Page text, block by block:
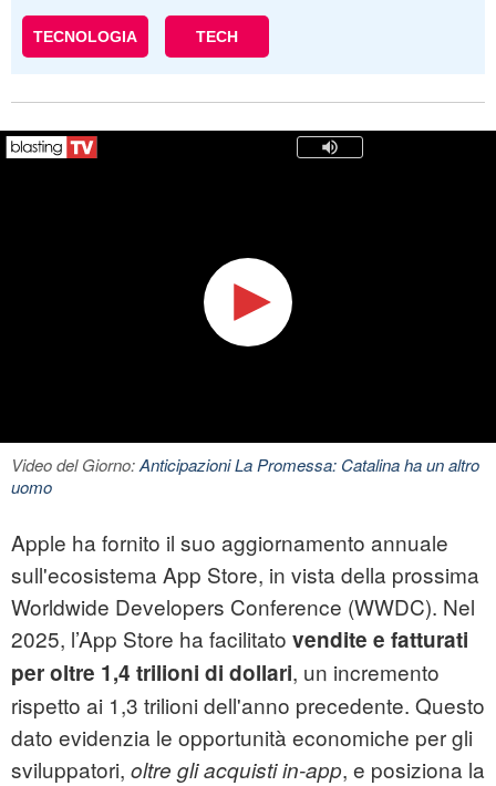
TECNOLOGIA TECH
Video del Giorno:Anticipazioni La Promessa: Catalina ha un altro
uomo
Apple ha fornito il suo aggiornamento annuale
sull'ecosistema App Store, in vista della prossima
Worldwide Developers Conference (WWDC). Nel
2025, l’App Store ha facilitato vendite e fatturati
per oltre 1,4 trilioni di dollari, un incremento
rispetto ai 1,3 trilioni dell'anno precedente. Questo
dato evidenzia le opportunità economiche per gli
sviluppatori, oltre gli acquisti in-app, e posiziona la